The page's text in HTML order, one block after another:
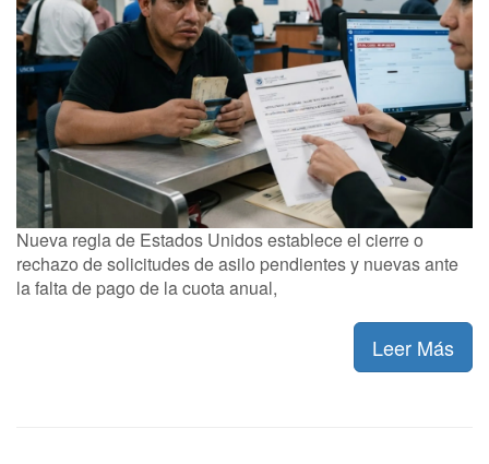
Nueva regla de Estados Unidos establece el cierre o
rechazo de solicitudes de asilo pendientes y nuevas ante
la falta de pago de la cuota anual,
Leer Más